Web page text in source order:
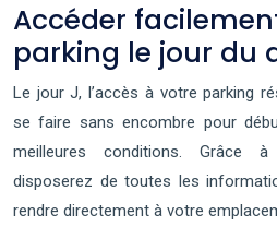
Accéder
parking le jour du
Le jour J, l’accès à votre parking
se faire sans encombre pour
meilleures conditions. Grâce
disposerez de toutes les
rendre directement à votre